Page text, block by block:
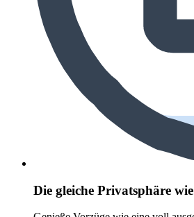
Die gleiche Privatsphäre